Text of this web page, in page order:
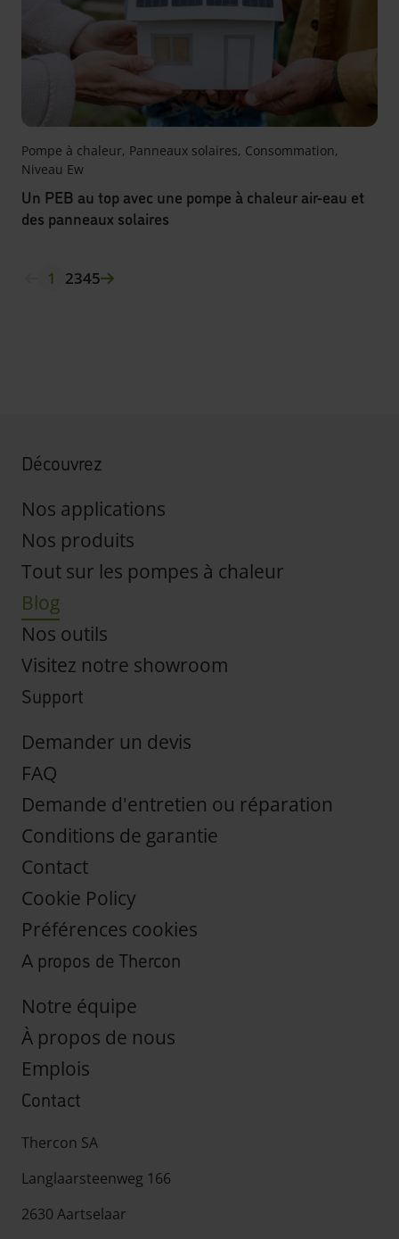
Pompe à chaleur, Panneaux solaires, Consommation,
Niveau Ew
Un PEB au top avec une pompe à chaleur air-eau et
des panneaux solaires
1 2345
Découvrez
Nos applications
Nos produits
Tout sur les pompes à chaleur
Blog
Nos outils
Visitez notre showroom
Support
Demander un devis
FAQ
Demande d'entretien ou réparation
Conditions de garantie
Contact
Cookie Policy
Préférences cookies
A propos de Thercon
Notre équipe
À propos de nous
Emplois
Contact
Thercon SA
Langlaarsteenweg 166
2630 Aartselaar